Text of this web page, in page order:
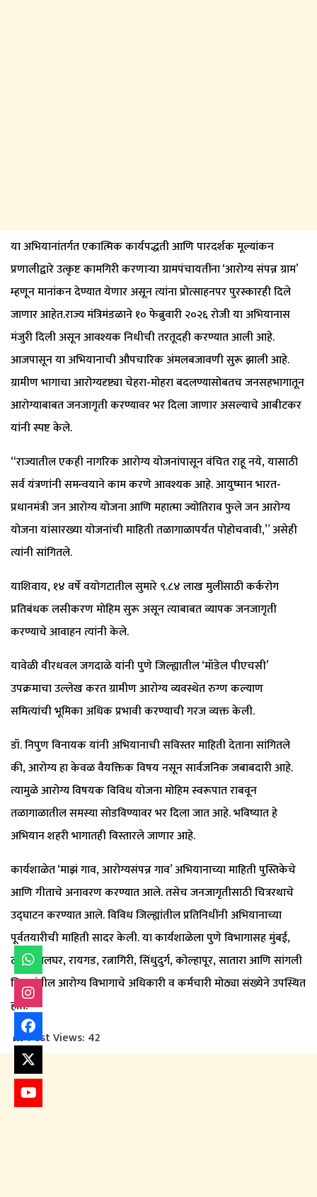
या अभियानांतर्गत एकात्मिक कार्यपद्धती आणि पारदर्शक मूल्यांकन
प्रणालीद्वारे उत्कृष्ट कामगिरी करणाऱ्या ग्रामपंचायतींना ‘आरोग्य संपन्न ग्राम’
म्हणून मानांकन देण्यात येणार असून त्यांना प्रोत्साहनपर पुरस्कारही दिले
जाणार आहेत.राज्य मंत्रिमंडळाने १० फेब्रुवारी २०२६ रोजी या अभियानास
मंजुरी दिली असून आवश्यक निधीची तरतूदही करण्यात आली आहे.
आजपासून या अभियानाची औपचारिक अंमलबजावणी सुरू झाली आहे.
ग्रामीण भागाचा आरोग्यदृष्ट्या चेहरा-मोहरा बदलण्यासोबतच जनसहभागातून
आरोग्याबाबत जनजागृती करण्यावर भर दिला जाणार असल्याचे आबीटकर
यांनी स्पष्ट केले.
“राज्यातील एकही नागरिक आरोग्य योजनांपासून वंचित राहू नये, यासाठी
सर्व यंत्रणांनी समन्वयाने काम करणे आवश्यक आहे. आयुष्मान भारत-
प्रधानमंत्री जन आरोग्य योजना आणि महात्मा ज्योतिराव फुले जन आरोग्य
योजना यांसारख्या योजनांची माहिती तळागाळापर्यंत पोहोचवावी,” असेही
त्यांनी सांगितले.
याशिवाय, १४ वर्षे वयोगटातील सुमारे ९.८४ लाख मुलींसाठी कर्करोग
प्रतिबंधक लसीकरण मोहिम सुरू असून त्याबाबत व्यापक जनजागृती
करण्याचे आवाहन त्यांनी केले.
यावेळी वीरधवल जगदाळे यांनी पुणे जिल्ह्यातील ‘मॉडेल पीएचसी’
उपक्रमाचा उल्लेख करत ग्रामीण आरोग्य व्यवस्थेत रुग्ण कल्याण
समित्यांची भूमिका अधिक प्रभावी करण्याची गरज व्यक्त केली.
डॉ. निपुण विनायक यांनी अभियानाची सविस्तर माहिती देताना सांगितले
की, आरोग्य हा केवळ वैयक्तिक विषय नसून सार्वजनिक जबाबदारी आहे.
त्यामुळे आरोग्य विषयक विविध योजना मोहिम स्वरूपात राबवून
तळागाळातील समस्या सोडविण्यावर भर दिला जात आहे. भविष्यात हे
अभियान शहरी भागातही विस्तारले जाणार आहे.
कार्यशाळेत ‘माझं गाव, आरोग्यसंपन्न गाव’ अभियानाच्या माहिती पुस्तिकेचे
आणि गीताचे अनावरण करण्यात आले. तसेच जनजागृतीसाठी चित्ररथाचे
उद्घाटन करण्यात आले. विविध जिल्ह्यांतील प्रतिनिधींनी अभियानाच्या
पूर्वतयारीची माहिती सादर केली. या कार्यशाळेला पुणे विभागासह मुंबई,
ठाणे, पालघर, रायगड, रत्नागिरी, सिंधुदुर्ग, कोल्हापूर, सातारा आणि सांगली
जिल्ह्यांतील आरोग्य विभागाचे अधिकारी व कर्मचारी मोठ्या संख्येने उपस्थित
होते.
Post Views: 42